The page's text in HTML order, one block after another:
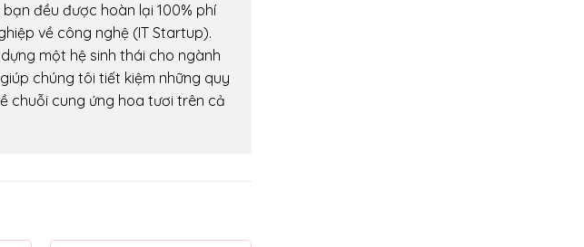
đều được hoàn lại 100% phí
về công nghệ (IT Startup).
một hệ sinh thái cho ngành
chúng tôi tiết kiệm những quy
chuỗi cung ứng hoa tươi trên cả